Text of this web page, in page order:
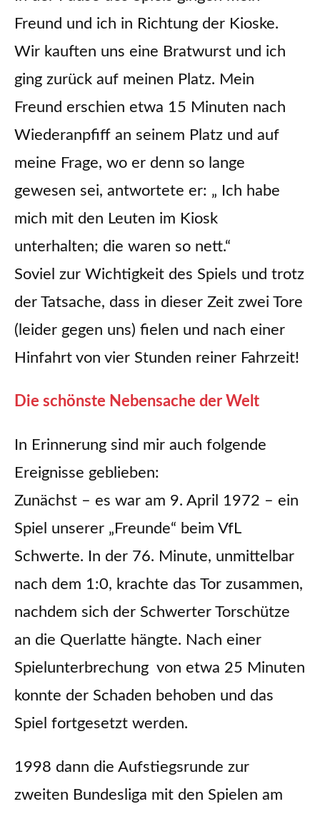
Freund und ich in Richtung der Kioske.
Wir kauften uns eine Bratwurst und ich
ging zurück auf meinen Platz. Mein
Freund erschien etwa 15 Minuten nach
Wiederanpfiff an seinem Platz und auf
meine Frage, wo er denn so lange
gewesen sei, antwortete er: „ Ich habe
mich mit den Leuten im Kiosk
unterhalten; die waren so nett.“
Soviel zur Wichtigkeit des Spiels und trotz
der Tatsache, dass in dieser Zeit zwei Tore
(leider gegen uns) fielen und nach einer
Hinfahrt von vier Stunden reiner Fahrzeit!
Die schönste Nebensache der Welt
In Erinnerung sind mir auch folgende
Ereignisse geblieben:
Zunächst – es war am 9. April 1972 – ein
Spiel unserer „Freunde“ beim VfL
Schwerte. In der 76. Minute, unmittelbar
nach dem 1:0, krachte das Tor zusammen,
nachdem sich der Schwerter Torschütze
an die Querlatte hängte. Nach einer
Spielunterbrechung von etwa 25 Minuten
konnte der Schaden behoben und das
Spiel fortgesetzt werden.
1998 dann die Aufstiegsrunde zur
zweiten Bundesliga mit den Spielen am